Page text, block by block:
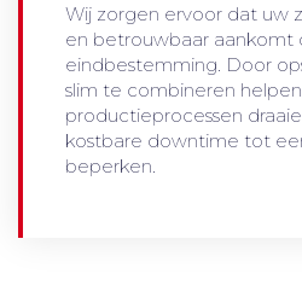
Wij zorgen ervoor dat uw
en betrouwbaar aankomt
eindbestemming. Door
slim te combineren
productieprocessen
kostbare downtime tot
beperken.